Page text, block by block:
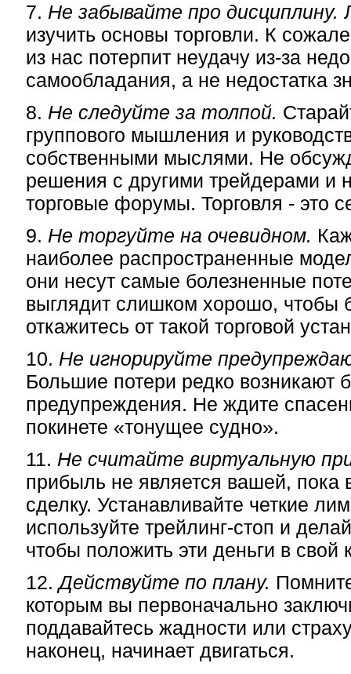
7. Не забывайте про дисциплину.
изучить основы торговли. К
из нас потерпит неудачу из-за
самообладания, а не недостатка
8. Не следуйте за толпой.
группового мышления и
собственными мыслями. Не
решения с другими трейдерами и
торговые форумы. Торговля - это
9. Не торгуйте на очевидном.
наиболее распространенные
они несут самые болезненные
выглядит слишком хорошо, чтобы
откажитесь от такой торговой
10. Не игнорируйте
Большие потери редко возникают
предупреждения. Не ждите
покинете «тонущее судно».
11. Не считайте виртуальную
прибыль не является вашей, пока
сделку. Устанавливайте четкие
используйте трейлинг-стоп и
чтобы положить эти деньги в свой
12.Действуйте по плану.
которым вы первоначально
поддавайтесь жадности или
наконец, начинает двигаться.